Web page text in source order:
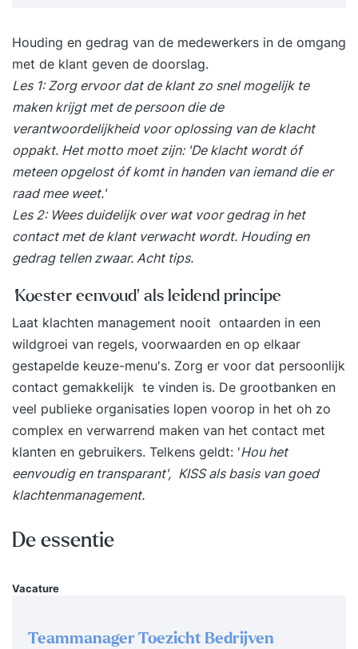
geef je updates? En hoe ga je om met geruchten?
In de fase volgend op de acute crisis verschuift
het accent van de getroffenen naar een breder
stakeholderveld. Hoe houd je reputatieschade
voor jouw organisatie beperkt? Hoe herstel je
vertrouwen?Experts uit het vak leren je hoe je
een goed advies maakt onder druk en wat je wel
en vooral niet moet doen om een crisis
communicatief goed te managen.Door een mix
van video’s van vakexperts, online bijeenkomsten
en twee intensieve lesdagen vergroot je niet
alleen jouw theoretische kennis over
crisiscommunicatie. Door aan de slag te gaan en
te oefenen leer je ook welke aanpak het meest
effectief is.Je leert van dé vakexperts op dit
gebied:Onno Houtschild Tom Compaijen Maartje
Snellen Programma o Brand bij een chemisch
bedrijfo Je organisatie is gehackt en er is
vertrouwelijke informatie gestolen of gelekto Een
geval #Metooo Fraude of witwassen in je
organisatieo Doden en gewonden bij een
steekincidento Een terrorist of verwarde
persoono Racisme of discriminatie binnen jouw
organisatie* Kruis aan wat voor jou van
toepassing is.De crisis komt, wees
van issues waar jouw directeur buikpijn van krijgt.
communicatieadviseur verhogen? Wees dan
Houding en gedrag van de medewerkers in de omgang
met de klant geven de doorslag.
Les 1: Zorg ervoor dat de klant zo snel mogelijk te
maken krijgt met de persoon die de
verantwoordelijkheid voor oplossing van de klacht
oppakt. Het motto moet zijn: 'De klacht wordt óf
meteen opgelost óf komt in handen van iemand die er
raad mee weet.'
Les 2: Wees duidelijk over wat voor gedrag in het
contact met de klant verwacht wordt. Houding en
gedrag tellen zwaar. Acht tips.
Koester eenvoud' als leidend principe
Laat klachten management nooit ontaarden in een
wildgroei van regels, voorwaarden en op elkaar
gestapelde keuze-menu's. Zorg er voor dat persoonlijk
contact gemakkelijk te vinden is. De grootbanken en
veel publieke organisaties lopen voorop in het oh zo
complex en verwarrend maken van het contact met
klanten en gebruikers. Telkens geldt: 'Hou het
eenvoudig en transparant', KISS als basis van goed
klachtenmanagement.
De essentie
Vacature
Teammanager Toezicht Bedrijven